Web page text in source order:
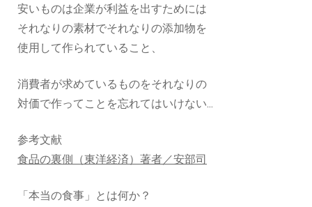
安いものは企業が利益を出すためには
それなりの素材でそれなりの添加物を
使用して作られていること、
消費者が求めているものをそれなりの
対価で作ってことを忘れてはいけない...
参考文献
食品の裏側（東洋経済）著者／安部司
「本当の食事」とは何か？